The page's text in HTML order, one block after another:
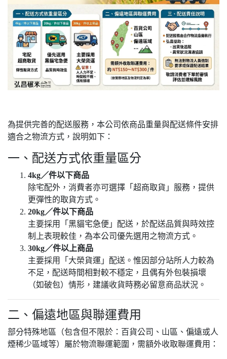
為提供完善的配送服務，本公司依商品重量與配送條件安排
適合之物流方式，說明如下：
一、配送方式依重量區分
4kg／件以下商品
除宅配外，消費者亦可選擇「超商取貨」服務，提供
更彈性的取貨方式。
20kg／件以下商品
主要採用「黑貓宅急便」配送，於配送品質與時效控
制上表現較佳，為本公司優先選用之物流方式。
30kg／件以上商品
主要採用「大榮貨運」配送。惟因部分站所人力較為
不足，配送時間相對較不穩定，且偶有外包裝損壞
（如破包）情形，建議收貨時務必留意商品狀況。
二、偏遠地區與聯運費用
部分特殊地區（包含但不限於：百貨公司、山區、偏遠或人
煙稀少區域等）屬於物流聯運範圍，需額外收取聯運費用：